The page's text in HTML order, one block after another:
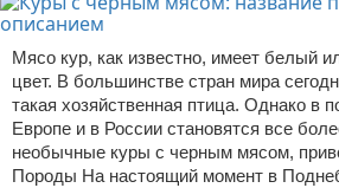
Мясо кур, как известно, имеет белый
цвет. В большинстве стран мира
такая хозяйственная птица. Однако в
Европе и в России становятся все
необычные куры с черным мясом,
Породы На настоящий момент в